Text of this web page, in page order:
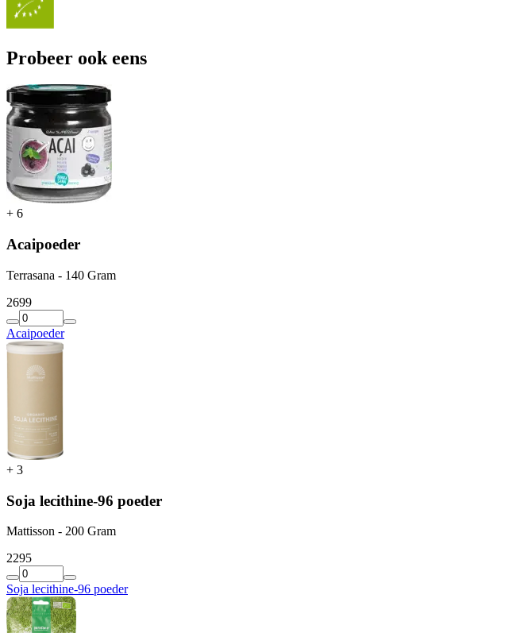
Probeer ook eens
+ 6
Acaipoeder
Terrasana - 140 Gram
2699
Acaipoeder
+ 3
Soja lecithine-96 poeder
Mattisson - 200 Gram
2295
Soja lecithine-96 poeder